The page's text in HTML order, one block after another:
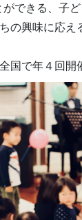
できる、子
の興味に応
国で年４回開